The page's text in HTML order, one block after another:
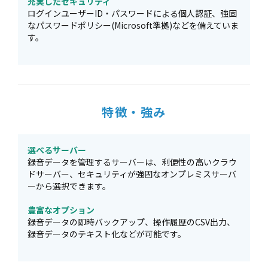
ログインユーザーID・パスワードによる個人認証、強固
なパスワードポリシー(Microsoft準拠)などを備えていま
す。
特徴・強み
選べるサーバー
録音データを管理するサーバーは、利便性の高いクラウ
ドサーバー、セキュリティが強固なオンプレミスサーバ
ーから選択できます。
豊富なオプション
録音データの即時バックアップ、操作履歴のCSV出力、
録音データのテキスト化などが可能です。